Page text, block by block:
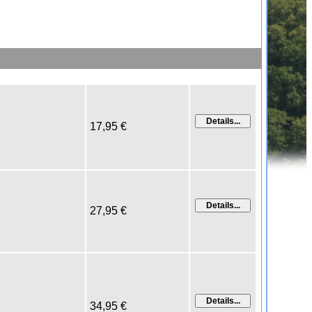
17,95 €
27,95 €
34,95 €